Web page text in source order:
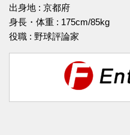
出身地 : 京都府
身長・体重 : 175cm/85kg
役職 : 野球評論家